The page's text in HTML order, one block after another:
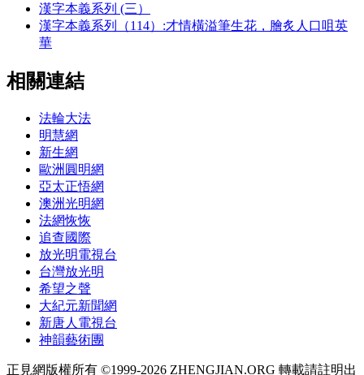
漢字本義系列 (三）
漢字本義系列（114）:才情橫溢筆生花，膾炙人口咀英
華
相關連結
法輪大法
明慧網
新生網
歐洲圓明網
亞太正悟網
澳洲光明網
法網恢恢
追查國際
放光明電視台
台灣放光明
希望之聲
大紀元新聞網
新唐人電視台
神韻藝術團
正見網版權所有 ©1999-2026 ZHENGJIAN.ORG 轉載請註明出